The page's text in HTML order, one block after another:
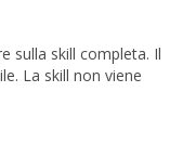
sulla skill completa. Il
La skill non viene